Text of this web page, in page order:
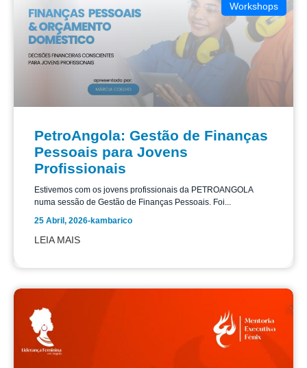
Workshops
PetroAngola: Gestão de Finanças
Pessoais para Jovens
Profissionais
Estivemos com os jovens profissionais da PETROANGOLA
numa sessão de Gestão de Finanças Pessoais. Foi...
25 Abril, 2026-kambarico
LEIA MAIS